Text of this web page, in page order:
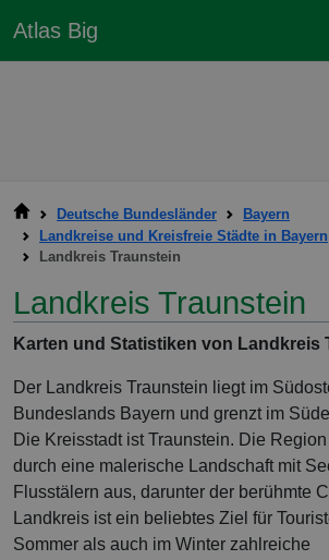
Atlas Big
Deutsche Bundesländer
Bayern
Landkreise und Kreisfreie Städte in Bayern
Landkreis Traunstein
Landkreis Traunstein
Karten und Statistiken von Landkreis
Der Landkreis Traunstein liegt im
Bundeslands Bayern und grenzt im
Die Kreisstadt ist Traunstein. Die
durch eine malerische Landschaft mit
Flusstälern aus, darunter der berühmte
Landkreis ist ein beliebtes Ziel für
Sommer als auch im Winter zahlreiche